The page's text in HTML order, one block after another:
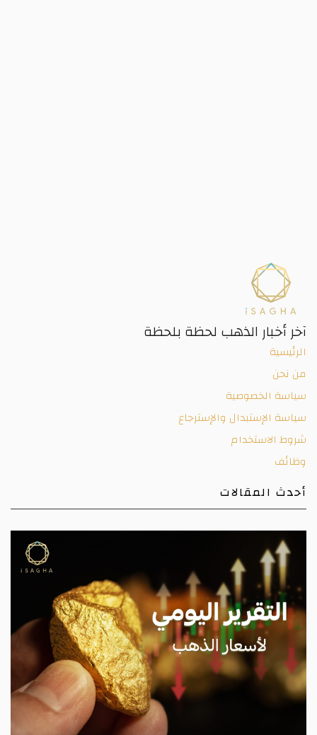
آخر أخبار الذهب لحظة بلحظة
الرئيسية
من نحن
سياسة الخصوصية
سياسة الإستبدال والإسترجاع
شروط الاستخدام
وظائف
أحدث المقالات